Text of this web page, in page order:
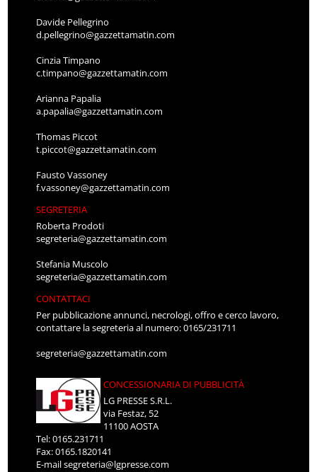
Davide Pellegrino
d.pellegrino@gazzettamatin.com
Cinzia Timpano
c.timpano@gazzettamatin.com
Arianna Papalia
a.papalia@gazzettamatin.com
Thomas Piccot
t.piccot@gazzettamatin.com
Fausto Vassoney
f.vassoney@gazzettamatin.com
SEGRETERIA
Roberta Prodoti
segreteria@gazzettamatin.com
Stefania Muscolo
segreteria@gazzettamatin.com
CONTATTACI
Per pubblicazione annunci, necrologi, offro e cerco lavoro,
contattare la segreteria al numero: 0165/231711
segreteria@gazzettamatin.com
CONCESSIONARIA DI PUBBLICITÀ
LG PRESSE S.R.L.
via Festaz, 52
11100 AOSTA
Tel: 0165.231711
Fax: 0165.1820141
E-mailsegreteria@lgpresse.com